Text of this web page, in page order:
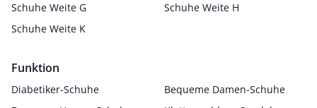
Schuhe Weite G
Schuhe Weite H
Schuhe Weite K
Funktion
Diabetiker-Schuhe
Bequeme Damen-Schuhe